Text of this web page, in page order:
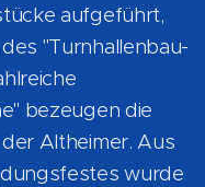
aufgeführt,
"Turnhallenbau-
bezeugen die
Altheimer. Aus
wurde